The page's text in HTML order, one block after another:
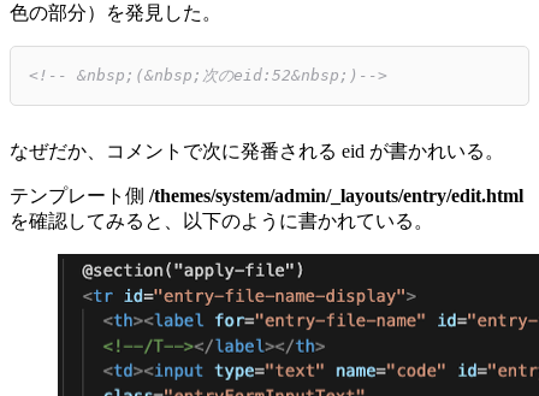
色の部分）を発見した。
<!-- &nbsp;(&nbsp;次のeid:52&nbsp;)-->
なぜだか、コメントで次に発番される eid が書かれいる。
テンプレート側 /themes/system/admin/_layouts/entry/edit.html
を確認してみると、以下のように書かれている。